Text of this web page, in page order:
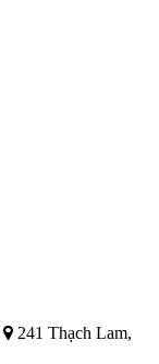
241 Thạch Lam,